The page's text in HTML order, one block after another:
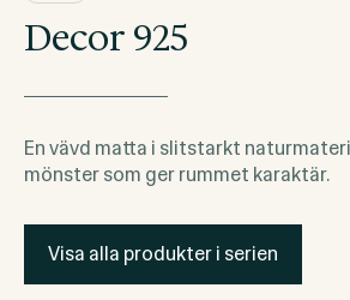
Decor 925
En vävd matta i slitstarkt
mönster som ger rummet karaktär.
Visa alla produkter i serien